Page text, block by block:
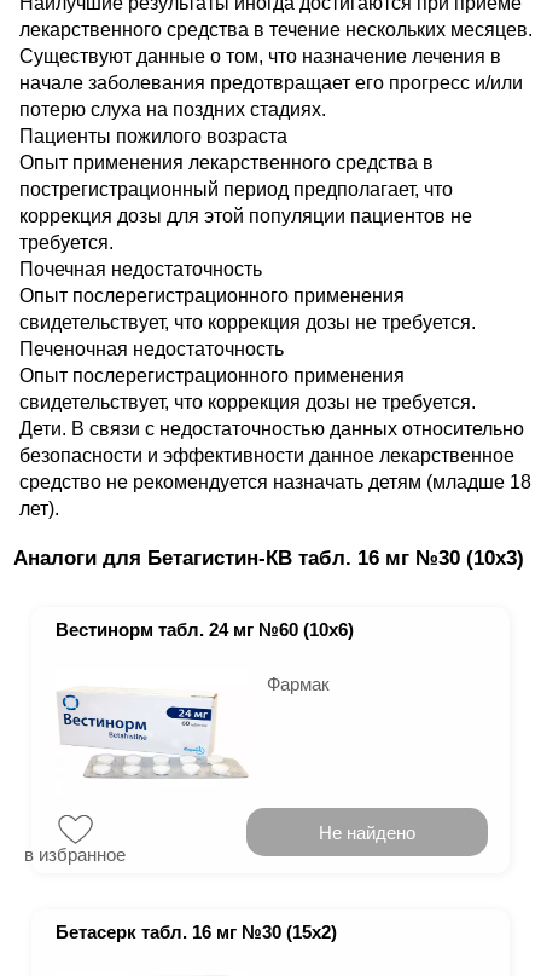
лекарственного средства в течение нескольких месяцев.
Существуют данные о том, что назначение лечения в
начале заболевания предотвращает его прогресс и/или
потерю слуха на поздних стадиях.
Пациенты пожилого возраста
Опыт применения лекарственного средства в
пострегистрационный период предполагает, что
коррекция дозы для этой популяции пациентов не
требуется.
Почечная недостаточность
Опыт послерегистрационного применения
свидетельствует, что коррекция дозы не требуется.
Печеночная недостаточность
Опыт послерегистрационного применения
свидетельствует, что коррекция дозы не требуется.
Дети. В связи с недостаточностью данных относительно
безопасности и эффективности данное лекарственное
средство не рекомендуется назначать детям (младше 18
лет).
Аналоги для Бетагистин-КВ табл. 16 мг №30 (10х3)
Вестинорм табл. 24 мг №60 (10х6)
Фармак
в избранное
Не найдено
Бетасерк табл. 16 мг №30 (15х2)